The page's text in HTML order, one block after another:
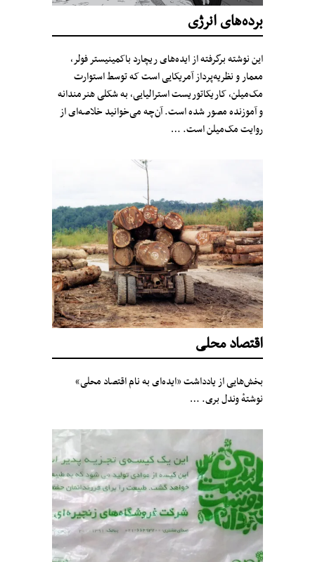
برده‌های انرژی
این نوشته برگرفته از ایده‌های ریچارد باکمینیستر فولر،
معمار و نظریه‌پرداز آمریکایی است که توسط استوارت
مک‌میلن، کاریکاتوریست استرالیایی، به شکلی هنرمندانه
و آموزنده مصور شده است. آن‌چه می‌خوانید خلاصه‌ای از
روایت مک‌میلن است. …
اقتصاد محلی
بخش‌هایی از یادداشت «ایده‌ای به نام اقتصاد محلی»
نوشتهٔ وندل بری. …